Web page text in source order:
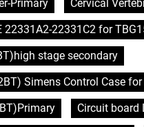
Primary
Cervical
22331A2-22331C2 for
stage secondary
Simens Control Case
Circuit board